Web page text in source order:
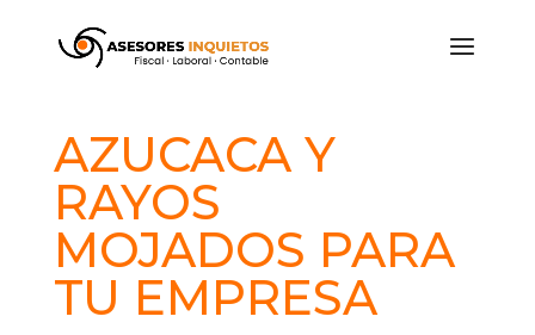
AZUCACA Y
RAYOS
MOJADOS PARA
TU EMPRESA